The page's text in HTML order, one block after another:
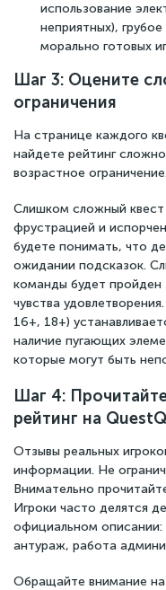
использование
неприятных),
морально готовых
Шаг 3: Оцените
ограничения
На странице каждого
найдете рейтинг
возрастное
Слишком сложный квест
фрустрацией и
будете понимать, что
ожидании подсказок.
команды будет
чувства
16+, 18+)
наличие пугающих
которые могут быть
Шаг 4:
рейтинг на
Отзывы реальных
информации. Не
Внимательно
Игроки часто делятся
официальном описании:
антураж, работа
Обращайте внимание